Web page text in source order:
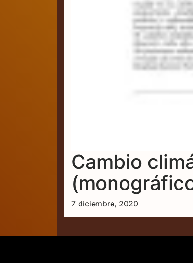
Cambio
7 diciembre, 2020